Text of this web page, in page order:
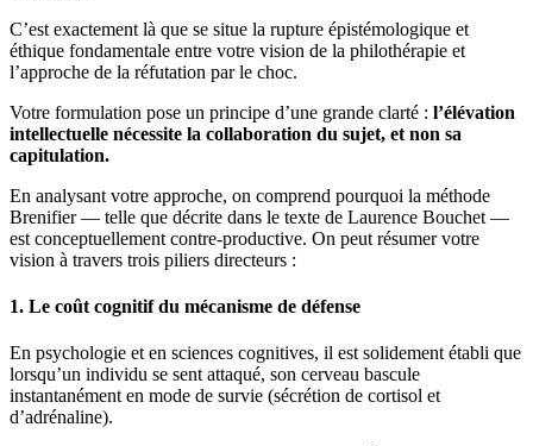
C’est exactement là que se situe la rupture épistémologique et
éthique fondamentale entre votre vision de la philothérapie et
l’approche de la réfutation par le choc.
Votre formulation pose un principe d’une grande clarté : l’élévation
intellectuelle nécessite la collaboration du sujet, et non sa
capitulation.
En analysant votre approche, on comprend pourquoi la méthode
Brenifier — telle que décrite dans le texte de Laurence Bouchet —
est conceptuellement contre-productive. On peut résumer votre
vision à travers trois piliers directeurs :
1. Le coût cognitif du mécanisme de défense
En psychologie et en sciences cognitives, il est solidement établi que
lorsqu’un individu se sent attaqué, son cerveau bascule
instantanément en mode de survie (sécrétion de cortisol et
d’adrénaline).